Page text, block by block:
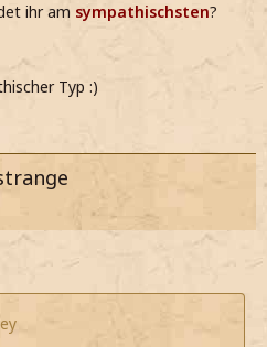
ihr am sympathischsten?
Typ :)